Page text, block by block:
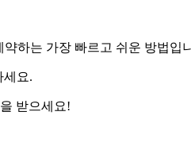
약하는 가장 빠르고 쉬운 방법입
세요.
받으세요!